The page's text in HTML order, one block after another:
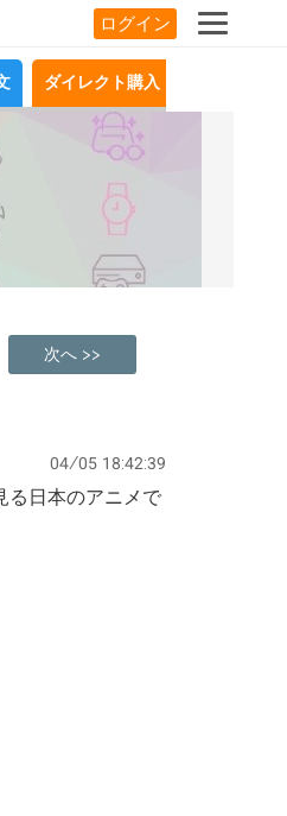
ログイン
ダイレクト購入
次へ >>
04/05 18:42:39
る日本のアニメで